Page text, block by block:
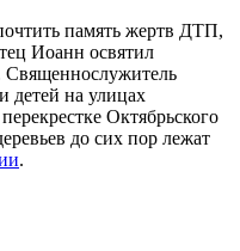
память жертв ДТП,
Иоанн освятил
Священнослужитель
детей на улицах
Октябрьского
до сих пор лежат
.